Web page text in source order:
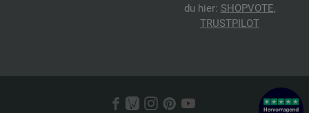
du hier: SHOPVOTE,
TRUSTPILOT